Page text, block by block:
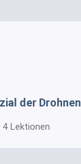
der Drohnen
4 Lektionen